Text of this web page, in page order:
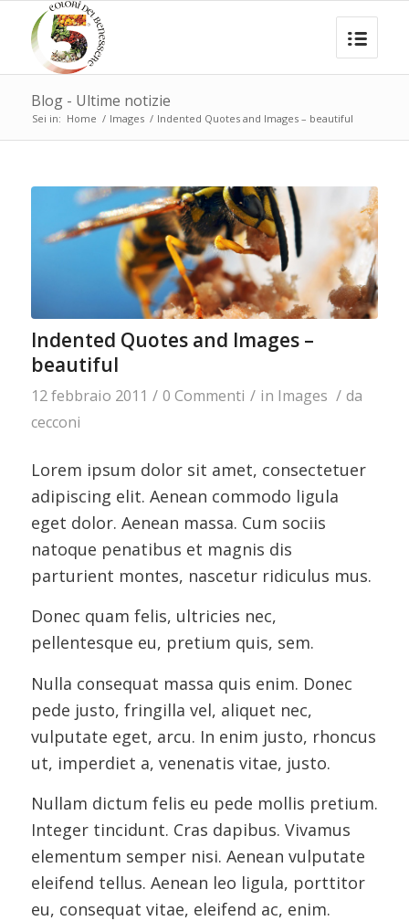
Blog - Ultime notizie
Sei in: Home / Images / Indented Quotes and Images – beautiful
Indented Quotes and Images –
beautiful
12 febbraio 2011 / 0 Commenti / in Images / da
cecconi
Lorem ipsum dolor sit amet, consectetuer
adipiscing elit. Aenean commodo ligula
eget dolor. Aenean massa. Cum sociis
natoque penatibus et magnis dis
parturient montes, nascetur ridiculus mus.
Donec quam felis, ultricies nec,
pellentesque eu, pretium quis, sem.
Nulla consequat massa quis enim. Donec
pede justo, fringilla vel, aliquet nec,
vulputate eget, arcu. In enim justo, rhoncus
ut, imperdiet a, venenatis vitae, justo.
Nullam dictum felis eu pede mollis pretium.
Integer tincidunt. Cras dapibus. Vivamus
elementum semper nisi. Aenean vulputate
eleifend tellus. Aenean leo ligula, porttitor
eu, consequat vitae, eleifend ac, enim.